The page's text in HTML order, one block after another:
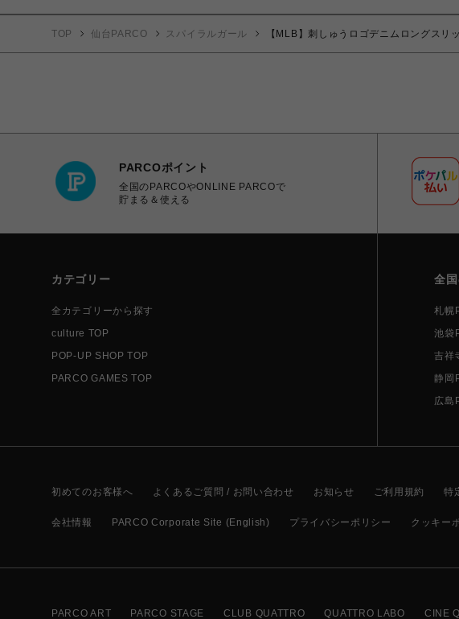
TOP 仙台PARCO スパイラルガール 【MLB】刺しゅうロゴデニムロングスリ
PARCOポイント
全国のPARCOやONLINE PARCOで
貯まる＆使える
カテゴリー
全カテゴリーから探す
culture TOP
POP-UP SHOP TOP
PARCO GAMES TOP
全
札幌
池袋
吉祥
静岡
広島
初めてのお客様へ よくあるご質問 / お問い合わせ お知らせ ご利用規約 特
会社情報 PARCO Corporate Site (English) プライバシーポリシー クッキー
PARCO ART PARCO STAGE CLUB QUATTRO QUATTRO LABO CINE